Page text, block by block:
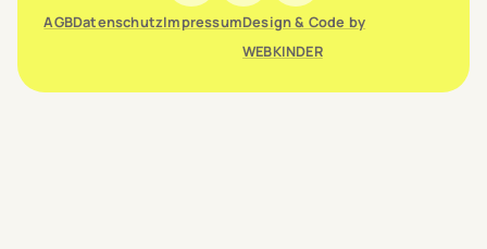
AGBDatenschutzImpressumDesign & Code by
WEBKINDER